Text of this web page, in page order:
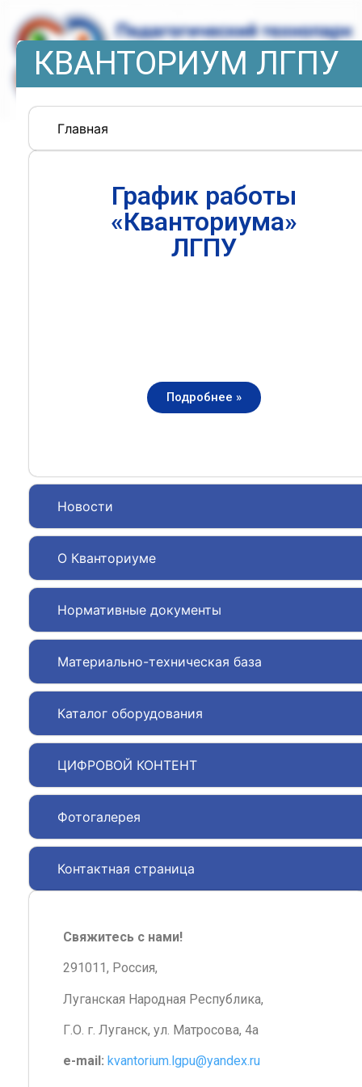
КВАНТОРИУМ ЛГПУ
Главная
Новости
О Кванториуме
Нормативные документы
Материально-техническая база
Каталог оборудования
ЦИФРОВОЙ КОНТЕНТ
Фотогалерея
Контактная страница
График работы
«Кванториума»
ЛГПУ
Подробнее »
Свяжитесь с нами!
291011, Россия,
Луганская Народная Республика,
Г.О. г. Луганск, ул. Матросова, 4а
e-mail: kvantorium.lgpu@yandex.ru